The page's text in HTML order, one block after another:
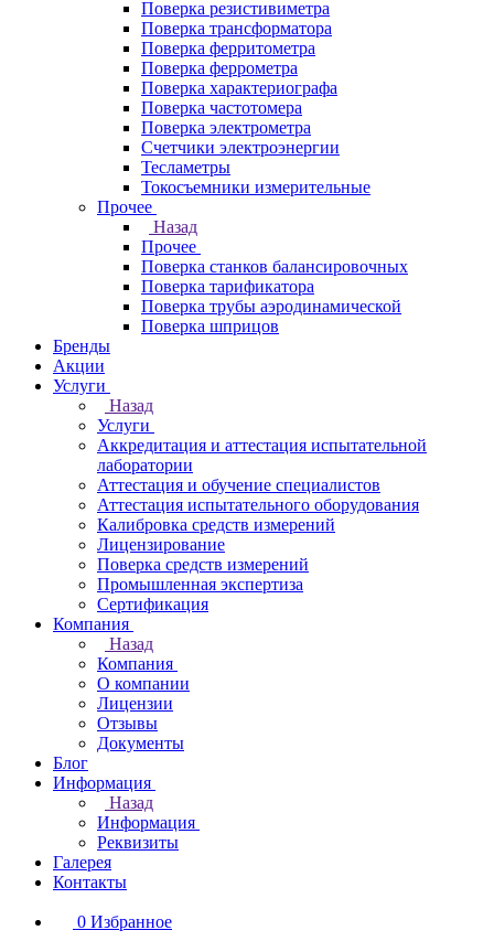
Поверка резистивиметра
Поверка трансформатора
Поверка ферритометра
Поверка феррометра
Поверка характериографа
Поверка частотомера
Поверка электрометра
Счетчики электроэнергии
Тесламетры
Токосъемники измерительные
Прочее
Назад
Прочее
Поверка станков балансировочных
Поверка тарификатора
Поверка трубы аэродинамической
Поверка шприцов
Бренды
Акции
Услуги
Назад
Услуги
Аккредитация и аттестация испытательной
лаборатории
Аттестация и обучение специалистов
Аттестация испытательного оборудования
Калибровка средств измерений
Лицензирование
Поверка средств измерений
Промышленная экспертиза
Сертификация
Компания
Назад
Компания
О компании
Лицензии
Отзывы
Документы
Блог
Информация
Назад
Информация
Реквизиты
Галерея
Контакты
0 Избранное